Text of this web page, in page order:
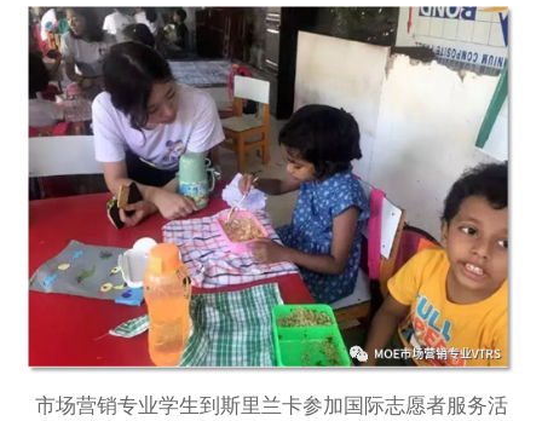
市场营销专业学生到斯里兰卡参加国际志愿者服务活